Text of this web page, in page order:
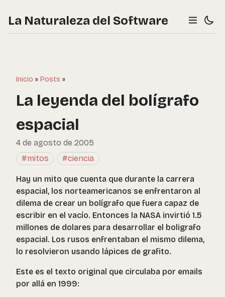
La Naturaleza del Software
Inicio » Posts »
La leyenda del bolígrafo
espacial
4 de agosto de 2005
#mitos
#ciencia
Hay un mito que cuenta que durante la carrera
espacial, los norteamericanos se enfrentaron al
dilema de crear un bolígrafo que fuera capaz de
escribir en el vacío. Entonces la NASA invirtió 1.5
millones de dolares para desarrollar el boligrafo
espacial. Los rusos enfrentaban el mismo dilema,
lo resolvieron usando lápices de grafito.
Este es el texto original que circulaba por emails
por allá en 1999: